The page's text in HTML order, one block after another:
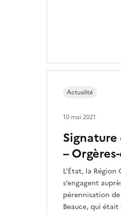
–
L’État, la Région
s’engagent
pérennisation
Beauce, qui
Actualité
10 mai 2021